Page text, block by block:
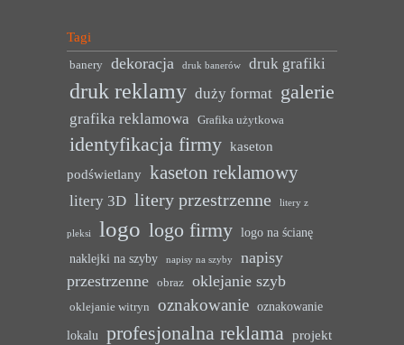
Tagi
banery dekoracja druk banerów druk grafiki
druk reklamy duży format galerie
grafika reklamowa Grafika użytkowa
identyfikacja firmy kaseton
podświetlany kaseton reklamowy
litery 3D litery przestrzenne litery z
pleksi logo logo firmy logo na ścianę
naklejki na szyby
napisy na szyby
napisy
przestrzenne
obraz oklejanie szyb
oklejanie witryn oznakowanie oznakowanie
lokalu profesjonalna reklama projekt